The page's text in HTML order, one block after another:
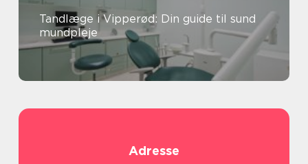
Tandlæge i Vipperød: Din guide til sund
mundpleje
Adresse